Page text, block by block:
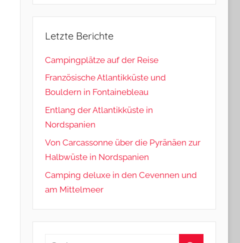
Letzte Berichte
Campingplätze auf der Reise
Französische Atlantikküste und
Bouldern in Fontainebleau
Entlang der Atlantikküste in
Nordspanien
Von Carcassonne über die Pyränäen zur
Halbwüste in Nordspanien
Camping deluxe in den Cevennen und
am Mittelmeer
Suchen